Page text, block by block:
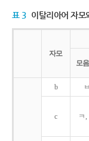
표 3 이탈리아어 자모
자모
모
b ㅂ
c ㅋ,